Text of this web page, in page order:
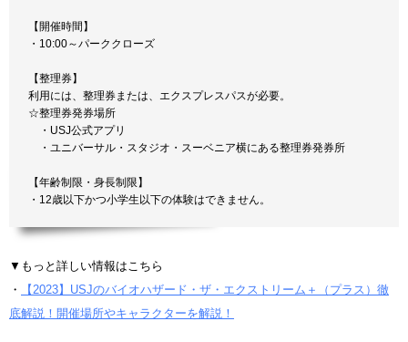
【開催時間】
・10:00～パーククローズ
【整理券】
利用には、整理券または、エクスプレスパスが必要。
☆整理券発券場所
・USJ公式アプリ
・ユニバーサル・スタジオ・スーベニア横にある整理券発券所
【年齢制限・身長制限】
・12歳以下かつ小学生以下の体験はできません。
▼もっと詳しい情報はこちら
・
【2023】USJのバイオハザード・ザ・エクストリーム＋（プラス）徹
底解説！開催場所やキャラクターを解説！